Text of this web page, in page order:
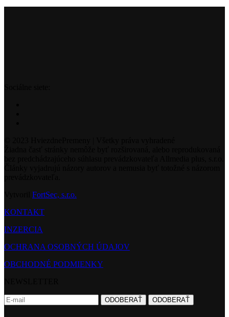
FortSec, s.r.o.
KONTAKT
INZERCIA
OCHRANA OSOBNÝCH ÚDAJOV
OBCHODNÉ PODMIENKY